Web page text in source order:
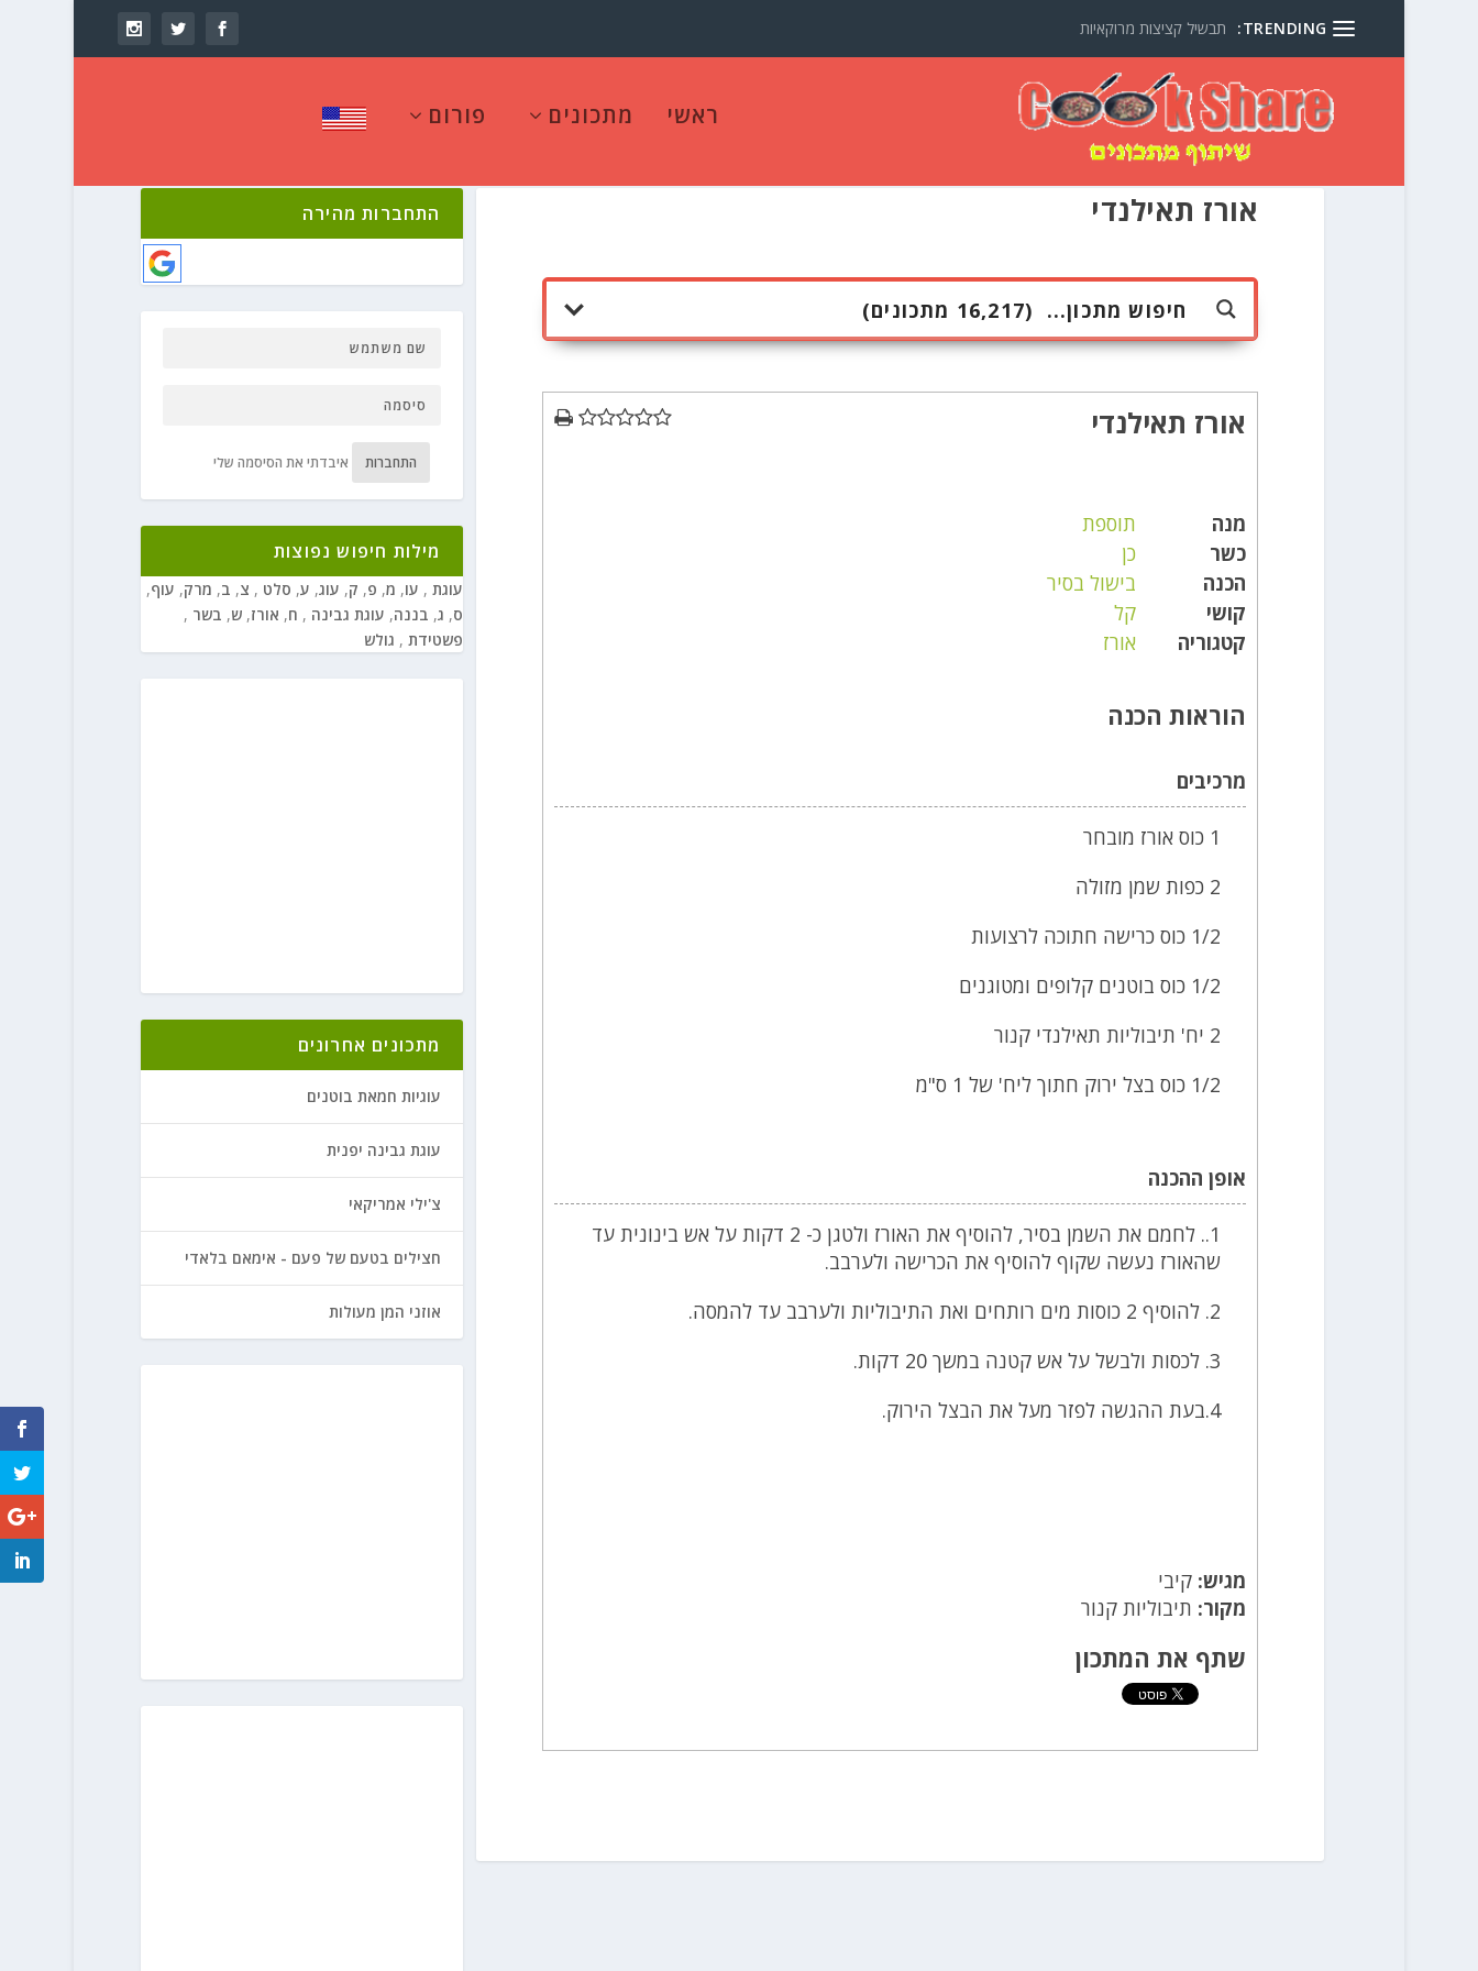
TRENDING: תבשיל קציצות מרוקאיות
ראשי מתכונים פורום
אורז תאילנדי
אורז תאילנדי
מנה
תוספת
כשר
כן
הכנה
בישול בסיר
קושי
קל
קטגוריה
אורז
הוראות הכנה
מרכיבים
1 כוס אורז מובחר
2 כפות שמן מזולה
1/2 כוס כרישה חתוכה לרצועות
1/2 כוס בוטנים קלופים ומטוגנים
2 יח' תיבוליות תאילנדי קנור
1/2 כוס בצל ירוק חתוך ליח' של 1 ס"מ
אופן ההכנה
1.. לחמם את השמן בסיר, להוסיף את האורז ולטגן כ- 2 דקות על אש בינונית עד
שהאורז נעשה שקוף להוסיף את הכרישה ולערבב.
2. להוסיף 2 כוסות מים רותחים ואת התיבוליות ולערבב עד להמסה.
3. לכסות ולבשל על אש קטנה במשך 20 דקות.
4.בעת ההגשה לפזר מעל את הבצל הירוק.
מגיש: קיבי
מקור: תיבוליות קנור
שתף את המתכון
התחברות מהירה
התחברות איבדתי את הסיסמה שלי
מילות חיפוש נפוצות
עוגת , עו, מ, פ, ק, עוג, ע, סלט , צ, ב, מרק, עוף,
ס, ג, בננה, עוגת גבינה , ח, אורז,ש, בשר ,
פשטידת , גולש
מתכונים אחרונים
עוגיות חמאת בוטנים
עוגת גבינה יפנית
צ'ילי אמריקאי
חצילים בטעם של פעם - אימאם בלאדי
אוזני המן מעולות